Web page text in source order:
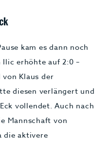
kam es dann noch
erhöhte auf 2:0 –
Klaus der
diesen verlängert und
vollendet. Auch nach
Mannschaft von
die aktivere